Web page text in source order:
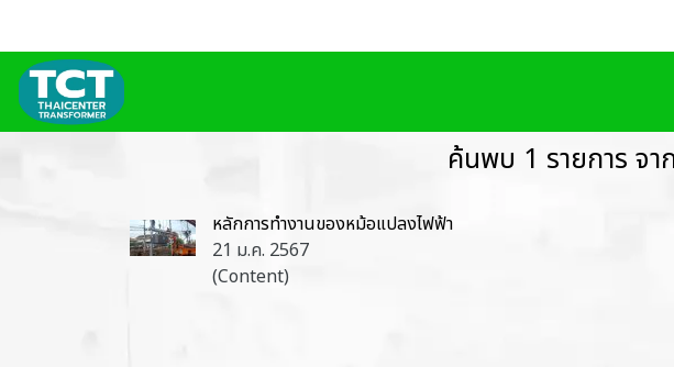
ค้นพบ 1 รายการ จา
หลักการทำงานของหม้อแปลงไฟฟ้า
21 ม.ค. 2567
(Content)